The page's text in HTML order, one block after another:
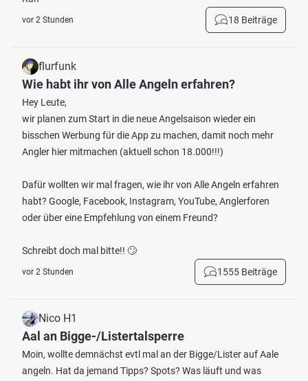
vor 2 Stunden 18 Beiträge
flurfunk
Wie habt ihr von Alle Angeln erfahren?
Hey Leute,
wir planen zum Start in die neue Angelsaison wieder ein
bisschen Werbung für die App zu machen, damit noch mehr
Angler hier mitmachen (aktuell schon 18.000!!!)
Dafür wollten wir mal fragen, wie ihr von Alle Angeln erfahren
habt? Google, Facebook, Instagram, YouTube, Anglerforen
oder über eine Empfehlung von einem Freund?
Schreibt doch mal bitte!! 🙄
vor 2 Stunden 1555 Beiträge
Nico H1
Aal an Bigge-/Listertalsperre
Moin, wollte demnächst evtl mal an der Bigge/Lister auf Aale
angeln. Hat da jemand Tipps? Spots? Was läuft und was